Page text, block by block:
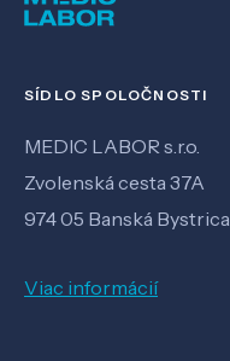
SÍDLO SPOLOČNOSTI
MEDIC LABOR s.r.o.
Zvolenská cesta 37A
974 05 Banská Bystrica
Viac informácií